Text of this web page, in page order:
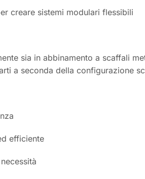
creare sistemi modulari flessibili
sia in abbinamento a scaffali
a seconda della configurazione
efficiente